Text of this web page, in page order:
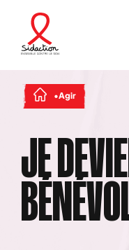
Agir
JE